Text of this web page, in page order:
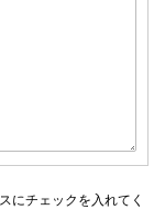
にチェックを入れてく